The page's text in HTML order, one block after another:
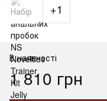
+1
В наявності
1 810 грн